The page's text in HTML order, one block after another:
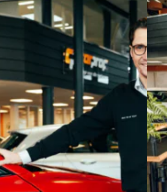
Pakket inbegrepen. Tegen meerprijs is